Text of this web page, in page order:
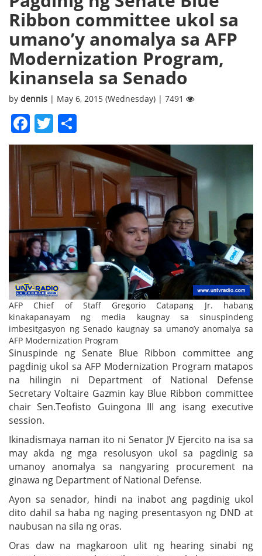
Ribbon committee ukol sa
umano’y anomalya sa AFP
Modernization Program,
kinansela sa Senado
by dennis | May 6, 2015 (Wednesday) | 7491
Facebook
Twitter
AFP Chief of Staff Gregorio Catapang Jr. habang
kinakapanayam ng media kaugnay sa sinuspindeng
imbesitgasyon ng Senado kaugnay sa umano’y anomalya sa
AFP Modernization Program
Sinuspinde ng Senate Blue Ribbon committee ang
pagdinig ukol sa AFP Modernization Program matapos
na hilingin ni Department of National Defense
Secretary Voltaire Gazmin kay Blue Ribbon committee
chair Sen.Teofisto Guingona III ang isang executive
session.
Ikinadismaya naman ito ni Senator JV Ejercito na isa sa
may akda ng mga resolusyon ukol sa pagdinig sa
umanoy anomalya sa nangyaring procurement na
ginawa ng Department of National Defense.
Ayon sa senador, hindi na inabot ang pagdinig ukol
dito dahil sa haba ng naging presentasyon ng DND at
naubusan na sila ng oras.
Oras daw na magkaroon ulit ng hearing sinabi ng